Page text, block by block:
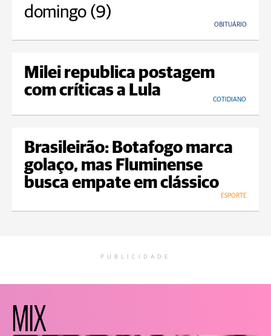
domingo (9)
OBITUÁRIO
Milei republica postagem
com críticas a Lula
COTIDIANO
Brasileirão: Botafogo marca
golaço, mas Fluminense
busca empate em clássico
ESPORTE
PUBLICIDADE
MIX